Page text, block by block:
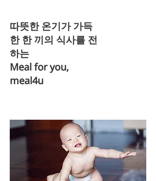
따뜻한 온기가 가득
한 한 끼의 식사를 전
하는
Meal for you,
meal4u